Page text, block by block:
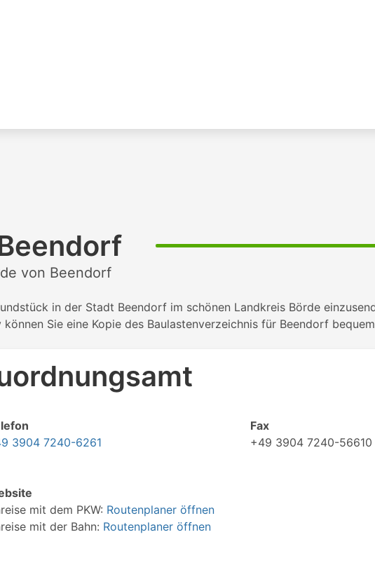
von Beendorf
in der Stadt Beendorf im schönen Landkreis Börde
Sie eine Kopie des Baulastenverzeichnis für Beendorf
3904 7240-6261
Fax
+49 3904 7240-56610
mit dem PKW: Routenplaner öffnen
mit der Bahn: Routenplaner öffnen